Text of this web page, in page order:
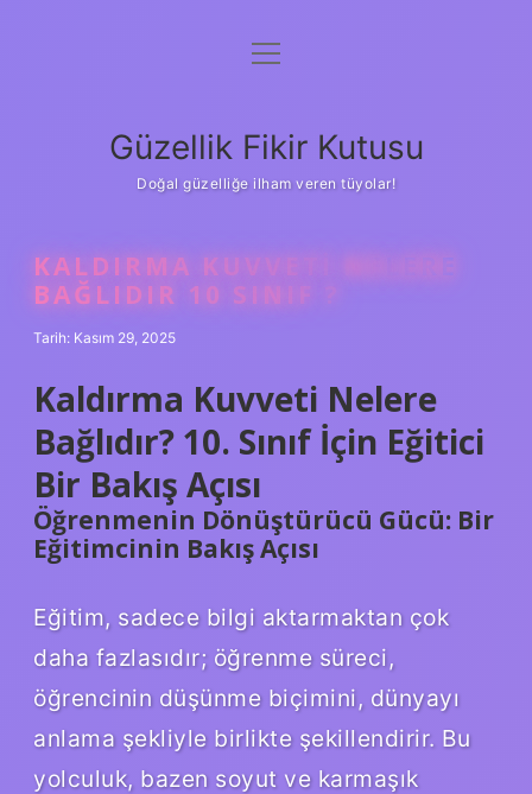
Anasayfa
Yasal Uyarı
menüyü
Güzellik Fikir Kutusu
Doğal güzelliğe ilham veren tüyolar!
KALDIRMA KUVVETI NELERE
BAĞLIDIR 10 SINIF ?
Tarih: Kasım 29, 2025
Kaldırma Kuvveti Nelere
Bağlıdır? 10. Sınıf İçin Eğitici
Bir Bakış Açısı
Öğrenmenin Dönüştürücü Gücü: Bir
Eğitimcinin Bakış Açısı
Eğitim, sadece bilgi aktarmaktan çok
daha fazlasıdır; öğrenme süreci,
öğrencinin düşünme biçimini, dünyayı
anlama şekliyle birlikte şekillendirir. Bu
yolculuk, bazen soyut ve karmaşık